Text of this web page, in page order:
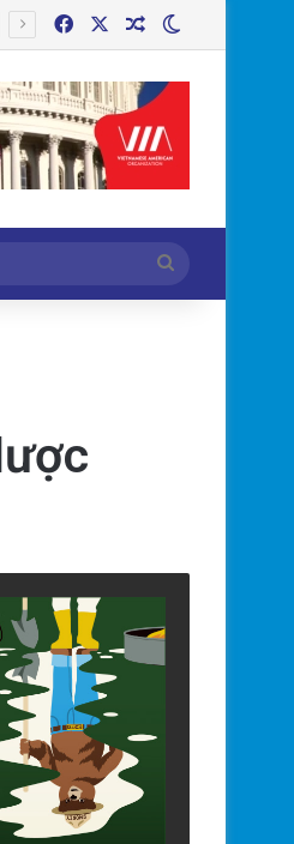
FacebookRandom Article
for